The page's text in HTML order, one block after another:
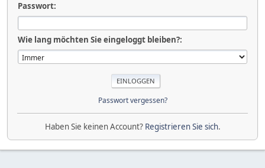
Passwort:
Wie lang möchten Sie eingeloggt bleiben?:
Passwort vergessen?
Haben Sie keinen Account? Registrieren Sie sich.